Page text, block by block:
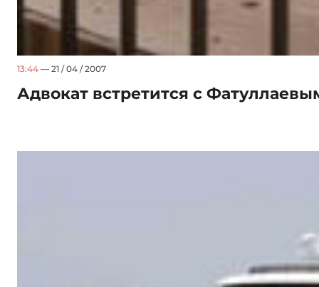
13:44 — 21 / 04 / 2007
Адвокат встретится с